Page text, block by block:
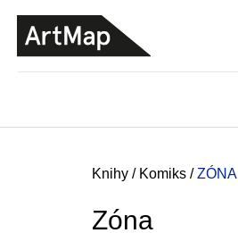
Domů
Knihy / Komiks / ZÓNA
Zóna
ZPĚT
DO
OBCHODU
ZPĚT
DO
OBCHODU